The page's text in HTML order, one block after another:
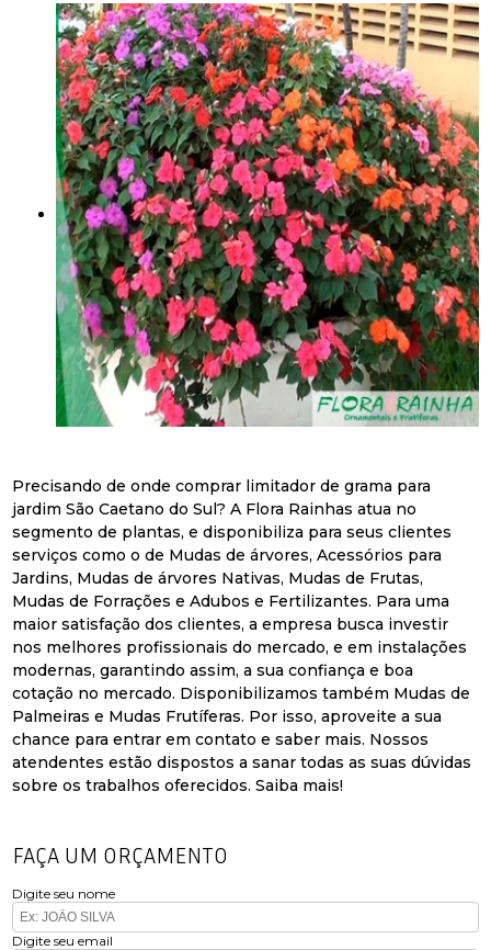
Precisando de onde comprar limitador de grama para
jardim São Caetano do Sul? A Flora Rainhas atua no
segmento de plantas, e disponibiliza para seus clientes
serviços como o de Mudas de árvores, Acessórios para
Jardins, Mudas de árvores Nativas, Mudas de Frutas,
Mudas de Forrações e Adubos e Fertilizantes. Para uma
maior satisfação dos clientes, a empresa busca investir
nos melhores profissionais do mercado, e em instalações
modernas, garantindo assim, a sua confiança e boa
cotação no mercado. Disponibilizamos também Mudas de
Palmeiras e Mudas Frutíferas. Por isso, aproveite a sua
chance para entrar em contato e saber mais. Nossos
atendentes estão dispostos a sanar todas as suas dúvidas
sobre os trabalhos oferecidos. Saiba mais!
FAÇA UM ORÇAMENTO
Digite seu nome
Digite seu email